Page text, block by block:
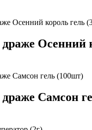
Осенний
Самсон